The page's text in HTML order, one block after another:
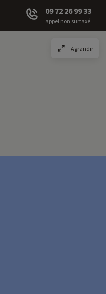
09 72 26 99 33
appel non surtaxé
Agrandir